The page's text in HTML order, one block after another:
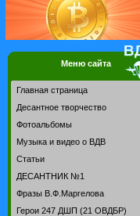
Меню сайта
Главная страница
Десантное творчество
Фотоальбомы
Музыка и видео о ВДВ
Статьи
ДЕСАНТНИК №1
Фразы В.Ф.Маргелова
Герои 247 ДШП (21 ОВДБР)